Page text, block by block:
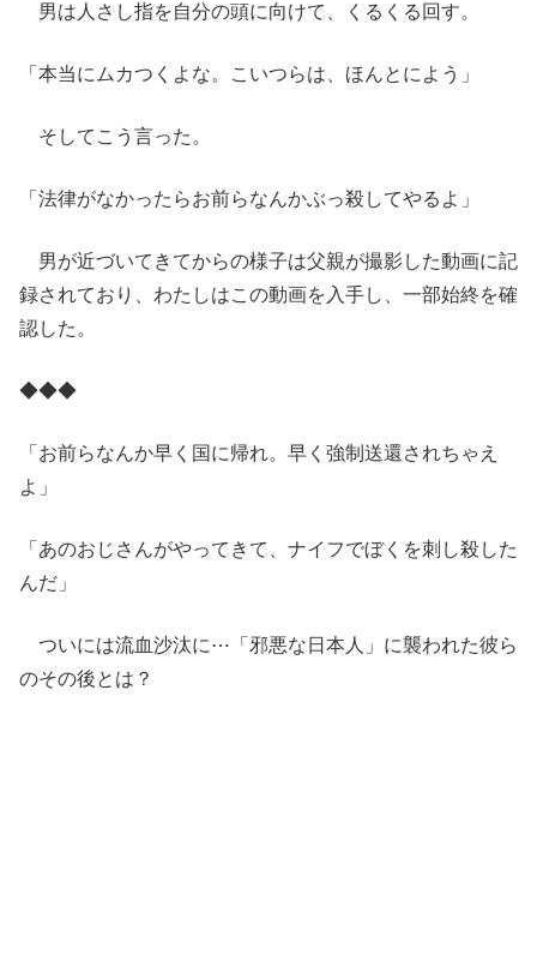
男は人さし指を自分の頭に向けて、くるくる回す。
「本当にムカつくよな。こいつらは、ほんとによう」
そしてこう言った。
「法律がなかったらお前らなんかぶっ殺してやるよ」
男が近づいてきてからの様子は父親が撮影した動画に記
録されており、わたしはこの動画を入手し、一部始終を確
認した。
◆◆◆
「お前らなんか早く国に帰れ。早く強制送還されちゃえ
よ」
「あのおじさんがやってきて、ナイフでぼくを刺し殺した
んだ」
ついには流血沙汰に⋯「邪悪な日本人」に襲われた彼ら
のその後とは？